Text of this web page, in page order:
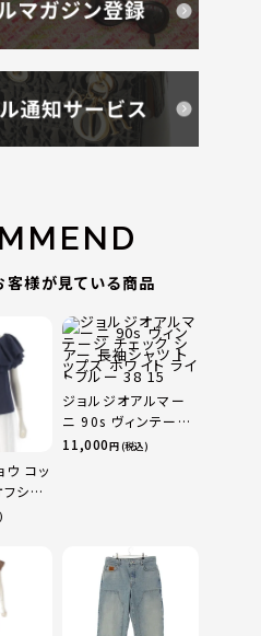
客様が見ている商品
ウ コッ
ショ
クレ
ネイ
ジョルジオアルマー
ニ 90s ヴィンテージ
チェック シアー 長袖
11,000円 (税込)